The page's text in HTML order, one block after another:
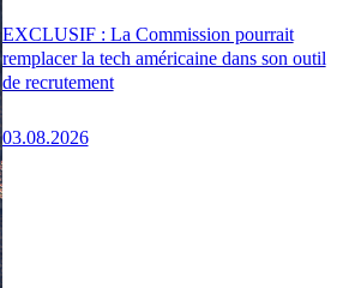
EXCLUSIF : La Commission pourrait
remplacer la tech américaine dans son outil
de recrutement
03.08.2026